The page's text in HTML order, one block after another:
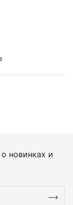
новинках и